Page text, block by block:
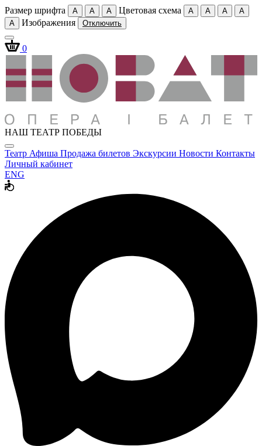
Размер шрифта A A A Цветовая схема A A A
A
A
Изображения Отключить
0
НАШ ТЕАТР ПОБЕДЫ
Театр Афиша Продажа билетов Экскурсии Новости Контакты
Личный кабинет
ENG